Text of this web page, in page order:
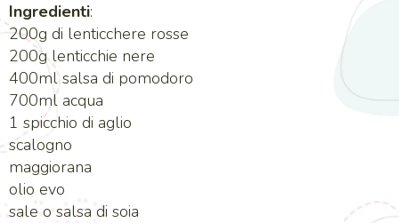
Ingredienti:
200g di lenticchere rosse
200g lenticchie nere
400ml salsa di pomodoro
700ml acqua
1 spicchio di aglio
scalogno
maggiorana
olio evo
sale o salsa di soia